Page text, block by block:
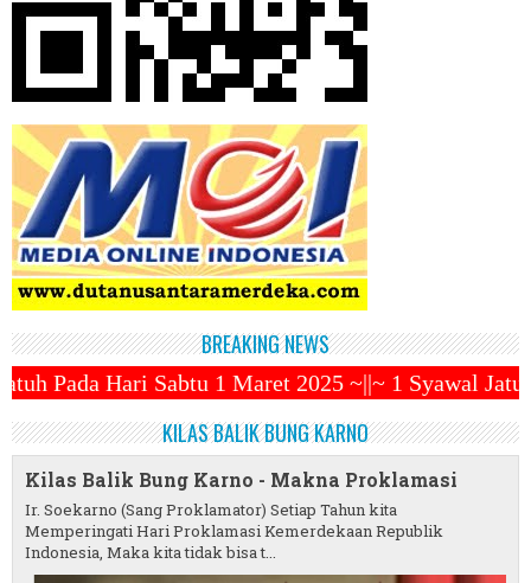
BREAKING NEWS
Maret 2025 ~||~ 1 Syawal Jatuh Pada Tanggal
KILAS BALIK BUNG KARNO
Kilas Balik Bung Karno - Makna Proklamasi
Ir. Soekarno (Sang Proklamator) Setiap Tahun kita
Memperingati Hari Proklamasi Kemerdekaan Republik
Indonesia, Maka kita tidak bisa t...